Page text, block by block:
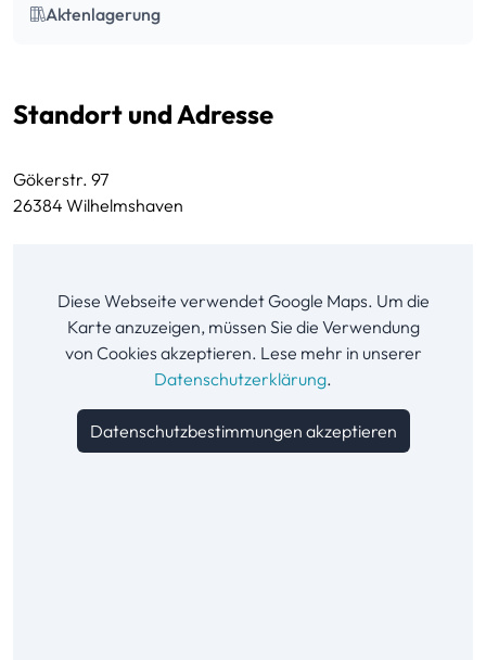
Aktenlagerung
Standort und Adresse
Gökerstr. 97
26384 Wilhelmshaven
Diese Webseite verwendet Google Maps. Um die
Karte anzuzeigen, müssen Sie die Verwendung
von Cookies akzeptieren. Lese mehr in unserer
Datenschutzerklärung.
Datenschutzbestimmungen akzeptieren